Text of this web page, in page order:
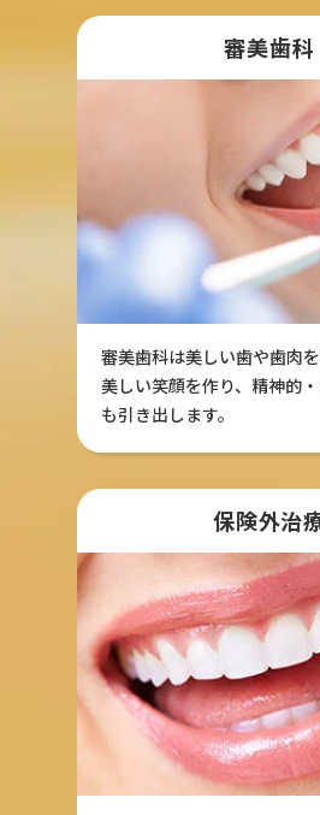
審美歯科
審美歯科は美しい歯や歯肉を
美しい笑顔を作り、精神的
も引き出します。
保険外治